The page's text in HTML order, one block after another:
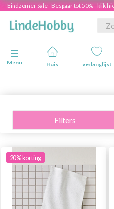
Eindzomer Sale - Bespaar tot 50% - klik
Navigatie in-/uitschakelen
Menu
Huis verlanglijst
Filters
20% korting